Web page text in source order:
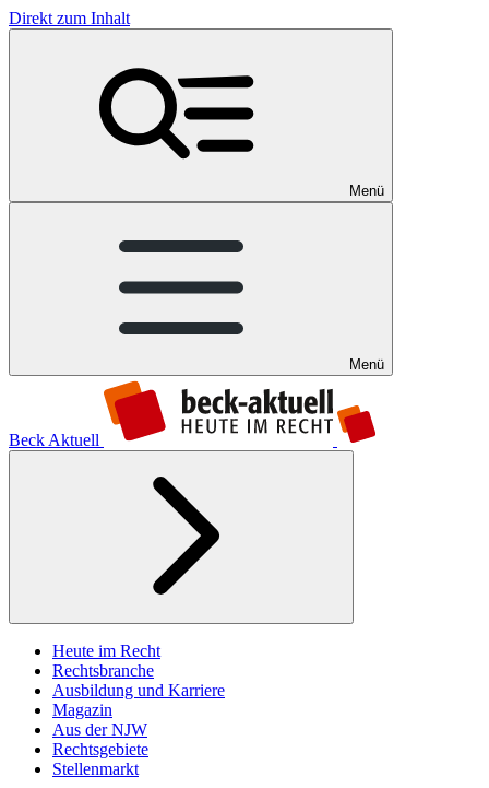
Direkt zum Inhalt
Menü
Menü
Beck Aktuell
Heute im Recht
Rechtsbranche
Ausbildung und Karriere
Magazin
Aus der NJW
Rechtsgebiete
Stellenmarkt